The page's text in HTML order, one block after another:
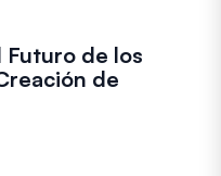
Futuro de los
de